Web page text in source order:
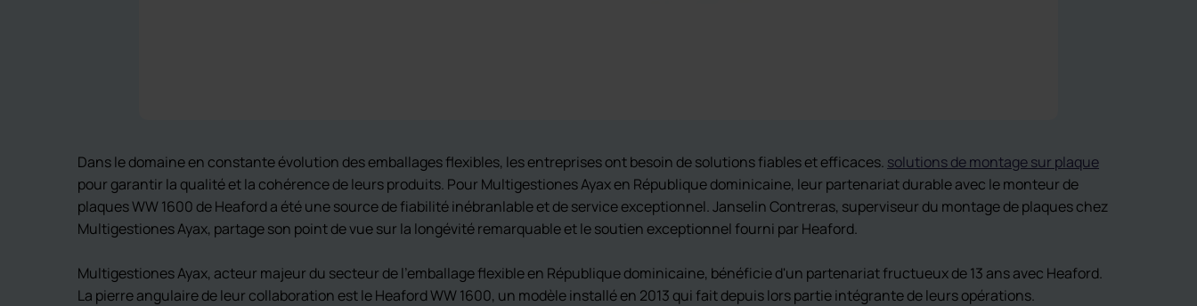
Dans le domaine en constante évolution des emballages flexibles, les entreprises ont besoin de solutions fiables et efficaces. solutions de montage sur plaque
pour garantir la qualité et la cohérence de leurs produits. Pour Multigestiones Ayax en République dominicaine, leur partenariat durable avec le monteur de
plaques WW 1600 de Heaford a été une source de fiabilité inébranlable et de service exceptionnel. Janselin Contreras, superviseur du montage de plaques chez
Multigestiones Ayax, partage son point de vue sur la longévité remarquable et le soutien exceptionnel fourni par Heaford.
Multigestiones Ayax, acteur majeur du secteur de l'emballage flexible en République dominicaine, bénéficie d'un partenariat fructueux de 13 ans avec Heaford.
La pierre angulaire de leur collaboration est le Heaford WW 1600, un modèle installé en 2013 qui fait depuis lors partie intégrante de leurs opérations.